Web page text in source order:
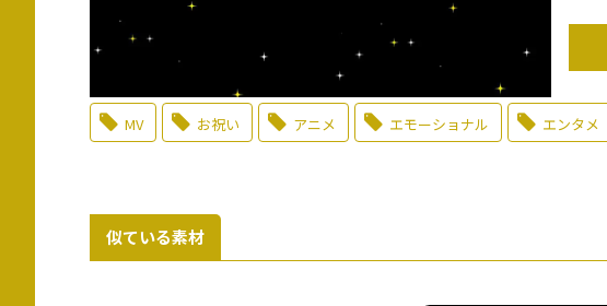
MV お祝い アニメ エモーショナル エンタメ
似ている素材